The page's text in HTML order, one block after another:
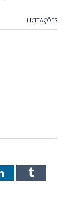
LICITAÇÕES
LinkedInTumblr